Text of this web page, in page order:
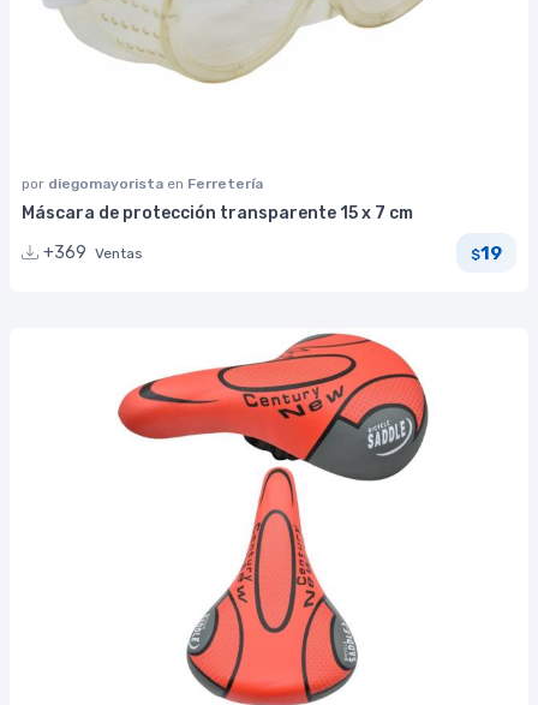
por diegomayorista en Ferretería
Máscara de protección transparente 15 x 7 cm
+369 Ventas $19